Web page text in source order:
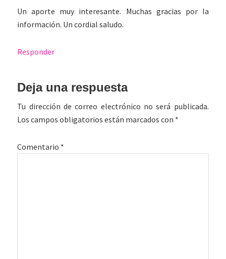
Un aporte muy interesante. Muchas gracias por la
información. Un cordial saludo.
Responder
Deja una respuesta
Tu dirección de correo electrónico no será publicada.
Los campos obligatorios están marcados con *
Comentario *